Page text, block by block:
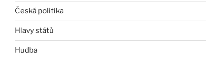
Česká politika
Hlavy států
Hudba